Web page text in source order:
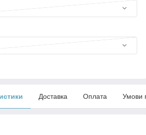
Доставка Оплата Умови